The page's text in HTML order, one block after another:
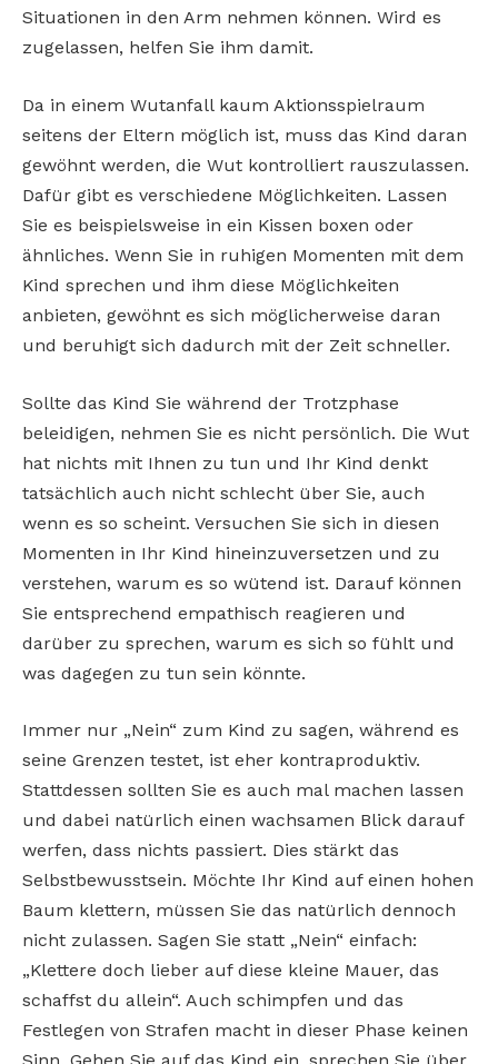
Situationen in den Arm nehmen können. Wird es
zugelassen, helfen Sie ihm damit.
Da in einem Wutanfall kaum Aktionsspielraum
seitens der Eltern möglich ist, muss das Kind daran
gewöhnt werden, die Wut kontrolliert rauszulassen.
Dafür gibt es verschiedene Möglichkeiten. Lassen
Sie es beispielsweise in ein Kissen boxen oder
ähnliches. Wenn Sie in ruhigen Momenten mit dem
Kind sprechen und ihm diese Möglichkeiten
anbieten, gewöhnt es sich möglicherweise daran
und beruhigt sich dadurch mit der Zeit schneller.
Sollte das Kind Sie während der Trotzphase
beleidigen, nehmen Sie es nicht persönlich. Die Wut
hat nichts mit Ihnen zu tun und Ihr Kind denkt
tatsächlich auch nicht schlecht über Sie, auch
wenn es so scheint. Versuchen Sie sich in diesen
Momenten in Ihr Kind hineinzuversetzen und zu
verstehen, warum es so wütend ist. Darauf können
Sie entsprechend empathisch reagieren und
darüber zu sprechen, warum es sich so fühlt und
was dagegen zu tun sein könnte.
Immer nur „Nein“ zum Kind zu sagen, während es
seine Grenzen testet, ist eher kontraproduktiv.
Stattdessen sollten Sie es auch mal machen lassen
und dabei natürlich einen wachsamen Blick darauf
werfen, dass nichts passiert. Dies stärkt das
Selbstbewusstsein. Möchte Ihr Kind auf einen hohen
Baum klettern, müssen Sie das natürlich dennoch
nicht zulassen. Sagen Sie statt „Nein“ einfach:
„Klettere doch lieber auf diese kleine Mauer, das
schaffst du allein“. Auch schimpfen und das
Festlegen von Strafen macht in dieser Phase keinen